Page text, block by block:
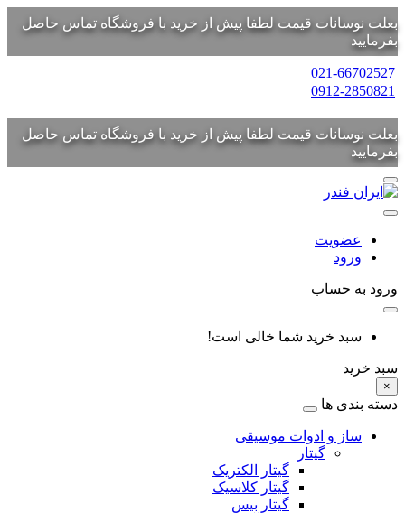
بعلت نوسانات قیمت لطفا پیش از خرید با فروشگاه تماس حاصل
بفرمایید
021-66702527
0912-2850821
بعلت نوسانات قیمت لطفا پیش از خرید با فروشگاه تماس حاصل
بفرمایید
عضویت
ورود
ورود به حساب
سبد خرید شما خالی است!
سبد خرید
×
دسته بندی ها
ساز و ادوات موسیقی
گیتار
گیتار الکتریک
گیتار کلاسیک
گیتار بیس